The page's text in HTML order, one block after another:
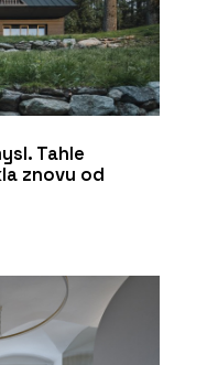
Tahle
znovu od